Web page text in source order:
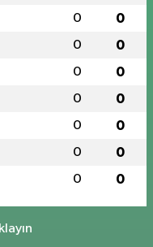
0 0
0 0
0 0
0 0
0 0
0 0
0 0